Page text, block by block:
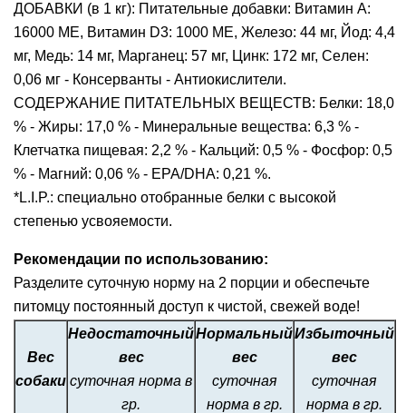
ДОБАВКИ (в 1 кг): Питательные добавки: Витамин A:
16000 ME, Витамин D3: 1000 ME, Железо: 44 мг, Йод: 4,4
мг, Медь: 14 мг, Марганец: 57 мг, Цинк: 172 мг, Ceлeн:
0,06 мг - Консерванты - Антиокислители.
СОДЕРЖАНИЕ ПИТАТЕЛЬНЫХ ВЕЩЕСТВ: Белки: 18,0
% - Жиры: 17,0 % - Минеральные вещества: 6,3 % -
Клетчатка пищевая: 2,2 % - Кальций: 0,5 % - Фосфор: 0,5
% - Магний: 0,06 % - EPA/DHA: 0,21 %.
*L.I.P.: специально отобранные белки с высокой
степенью усвояемости.
Рекомендации по использованию:
Разделите суточную норму на 2 порции и обеспечьте
питомцу постоянный доступ к чистой, свежей воде!
Вес
собаки
Недостаточный
вес
суточная норма в
гр.
Нормальный
вес
суточная
норма в гр.
Избыточный
вес
суточная
норма в гр.